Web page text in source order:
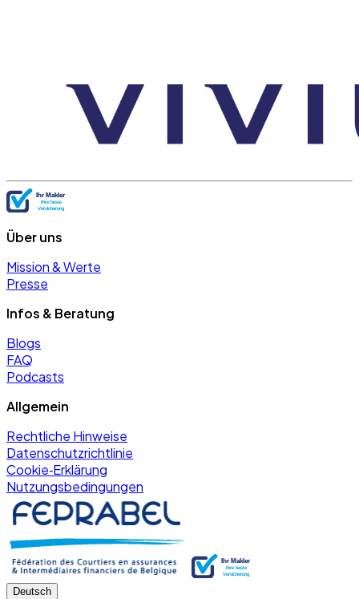
Über uns
Mission & Werte
Presse
Infos & Beratung
Blogs
FAQ
Podcasts
Allgemein
Rechtliche Hinweise
Datenschutzrichtlinie
Cookie‑Erklärung
Nutzungsbedingungen
Deutsch